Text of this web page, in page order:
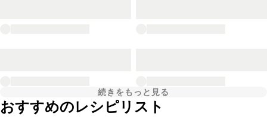
続きをもっと見る
おすすめのレシピリスト